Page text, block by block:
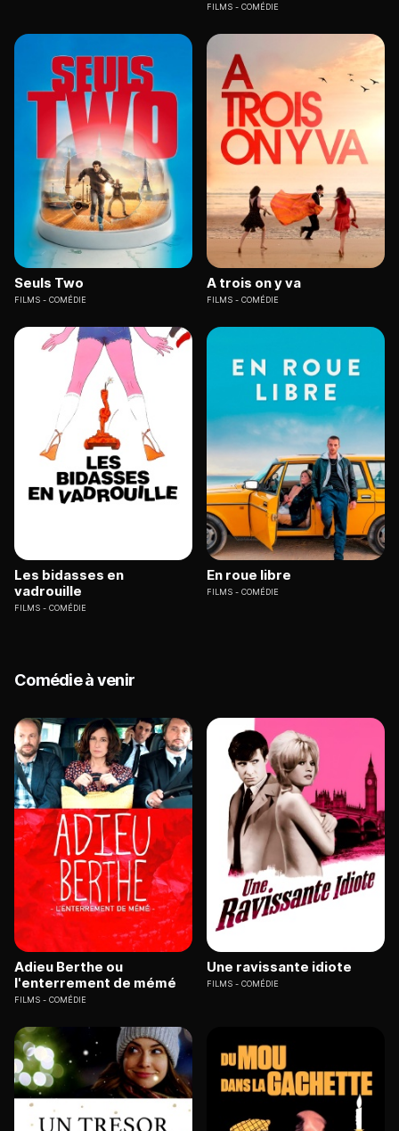
FILMS COMÉDIE
Seuls Two
FILMS COMÉDIE
A trois on y va
FILMS COMÉDIE
Les bidasses en
vadrouille
FILMS COMÉDIE
En roue libre
FILMS COMÉDIE
Comédie à venir
Adieu Berthe ou
l'enterrement de mémé
FILMS COMÉDIE
Une ravissante idiote
FILMS COMÉDIE